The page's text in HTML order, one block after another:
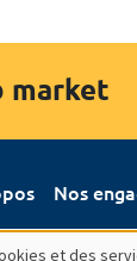
market
Nos
et des